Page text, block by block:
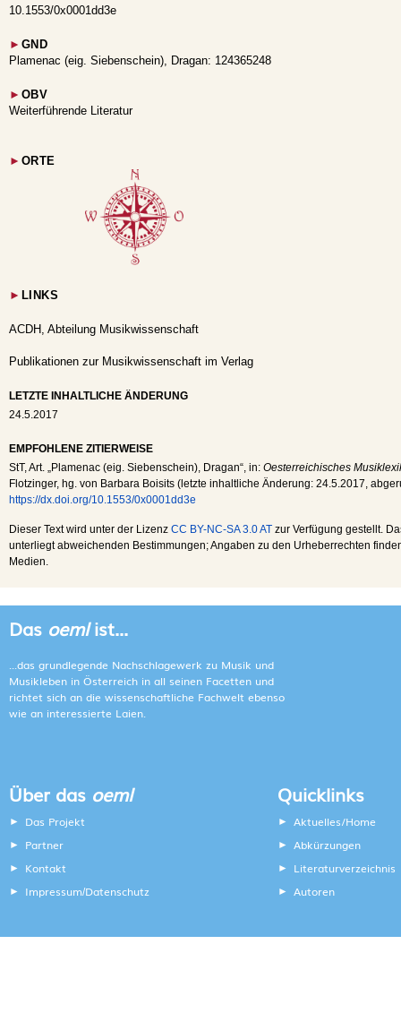
10.1553/0x0001dd3e
► GND
Plamenac (eig. Siebenschein), Dragan: 124365248
► OBV
Weiterführende Literatur
► ORTE
► LINKS
ACDH, Abteilung Musikwissenschaft
Publikationen zur Musikwissenschaft im Verlag
LETZTE INHALTLICHE ÄNDERUNG
24.5.2017
EMPFOHLENE ZITIERWEISE
StT, Art. „Plamenac (eig. Siebenschein), Dragan“, in: Oesterreichisches
Flotzinger, hg. von Barbara Boisits (letzte inhaltliche Änderung: 24.5.2017,
https://dx.doi.org/10.1553/0x0001dd3e
Dieser Text wird unter der Lizenz CC BY-NC-SA 3.0 AT zur Verfügung gestellt.
unterliegt abweichenden Bestimmungen; Angaben zu den Urheberrechten
Medien.
Das oemlist...
...das grundlegende Nachschlagewerk zu Musik und
Musikleben in Österreich in all seinen Facetten und
richtet sich an die wissenschaftliche Fachwelt ebenso
wie an interessierte Laien.
Über das oeml
Das Projekt
Partner
Kontakt
Impressum/Datenschutz
Quicklinks
Aktuelles/Home
Abkürzungen
Literaturverzeichnis
Autoren